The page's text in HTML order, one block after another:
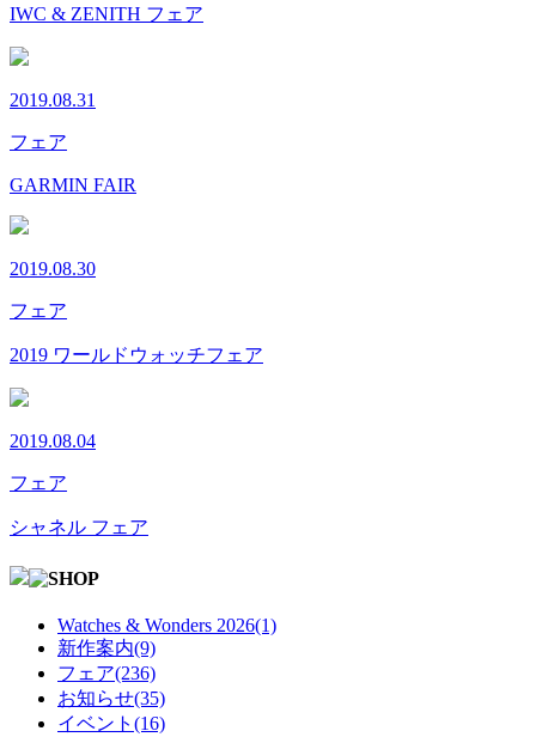
IWC & ZENITH フェア
2019.08.31
フェア
GARMIN FAIR
2019.08.30
フェア
2019 ワールドウォッチフェア
2019.08.04
フェア
シャネル フェア
Watches & Wonders 2026(1)
新作案内(9)
フェア(236)
お知らせ(35)
イベント(16)